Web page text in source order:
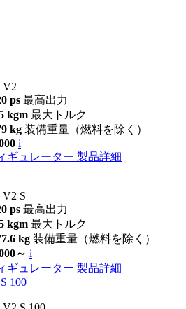
V2
ps 最高出力
kgm 最大トルク
kg 装備重量（燃料を除く）
i
ギュレーター 製品詳細
V2 S
ps 最高出力
kgm 最大トルク
kg 装備重量（燃料を除く）
～ i
ギュレーター 製品詳細
100